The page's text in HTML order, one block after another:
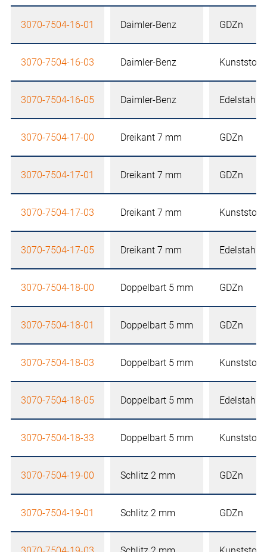
3070-7504-16-01 Daimler-Benz GDZn
3070-7504-16-03 Daimler-Benz Kunststoff
3070-7504-16-05 Daimler-Benz Edelstahl
3070-7504-17-00 Dreikant 7 mm GDZn
3070-7504-17-01 Dreikant 7 mm GDZn
3070-7504-17-03 Dreikant 7 mm Kunststoff
3070-7504-17-05 Dreikant 7 mm Edelstahl
3070-7504-18-00 Doppelbart 5 mm GDZn
3070-7504-18-01 Doppelbart 5 mm GDZn
3070-7504-18-03 Doppelbart 5 mm Kunststoff
3070-7504-18-05 Doppelbart 5 mm Edelstahl
3070-7504-18-33 Doppelbart 5 mm Kunststoff
3070-7504-19-00 Schlitz 2 mm GDZn
3070-7504-19-01 Schlitz 2 mm GDZn